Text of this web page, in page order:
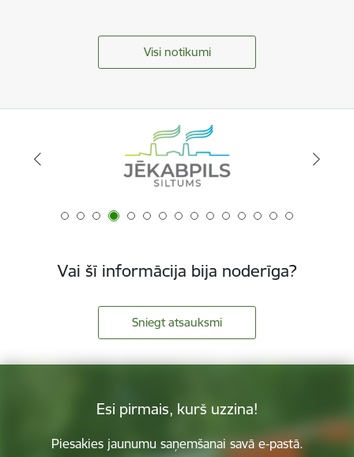
Visi notikumi
Vai šī informācija bija noderīga?
Sniegt atsauksmi
Esi pirmais, kurš uzzina!
Piesakies jaunumu saņemšanai savā e-pastā.